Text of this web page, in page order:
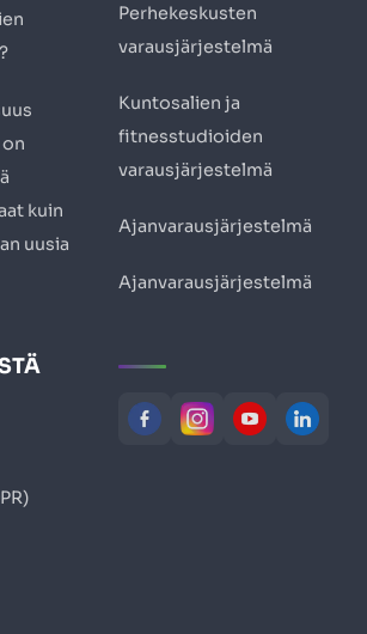
kuin
uusia
Perhekeskusten
varausjärjestelmä
Kuntosalien ja
fitnesstudioiden
varausjärjestelmä
Ajanvarausjärjestelmä
Ajanvarausjärjestelmä